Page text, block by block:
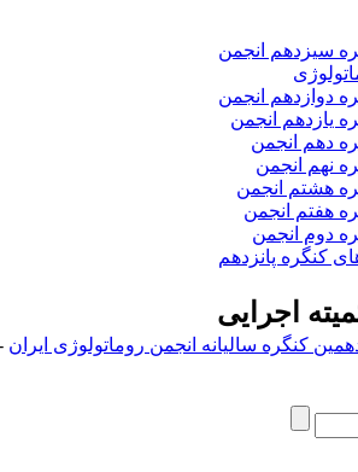
سیزدهم انجمن
دوازدهم انجمن
یازدهم انجمن
دهم انجمن
نهم انجمن
هشتم انجمن
هفتم انجمن
دوم انجمن
کنگره پانزدهم
اجرایی
کنگره سالیانه انجمن روماتولوژی ایران -